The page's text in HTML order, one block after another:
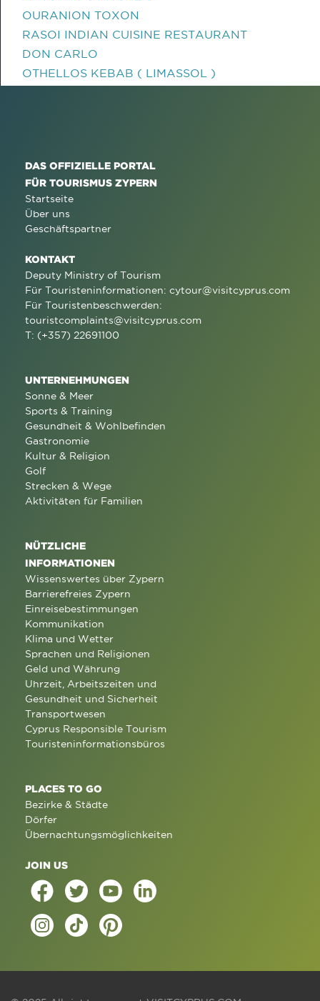
OURANION TOXON
RASOI INDIAN CUISINE RESTAURANT
DON CARLO
OTHELLOS KEBAB ( LIMASSOL )
DAS OFFIZIELLE PORTAL
FÜR TOURISMUS ZYPERN
Startseite
Über uns
Geschäftspartner
KONTAKT
Deputy Ministry of Tourism
Für Touristeninformationen: cytour@visitcyprus.com
Für Touristenbeschwerden:
touristcomplaints@visitcyprus.com
T: (+357) 22691100
UNTERNEHMUNGEN
Sonne & Meer
Sports & Training
Gesundheit & Wohlbefinden
Gastronomie
Kultur & Religion
Golf
Strecken & Wege
Aktivitäten für Familien
NÜTZLICHE
INFORMATIONEN
Wissenswertes über Zypern
Barrierefreies Zypern
Einreisebestimmungen
Kommunikation
Klima und Wetter
Sprachen und Religionen
Geld und Währung
Uhrzeit, Arbeitszeiten und
Gesundheit und Sicherheit
Transportwesen
Cyprus Responsible Tourism
Touristeninformationsbüros
PLACES TO GO
Bezirke & Städte
Dörfer
Übernachtungsmöglichkeiten
JOIN US